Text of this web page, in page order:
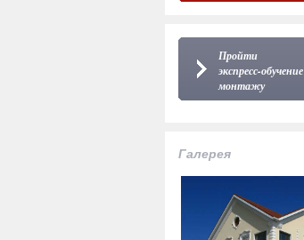
Пройти
экспресс-обучение
монтажу
Галерея